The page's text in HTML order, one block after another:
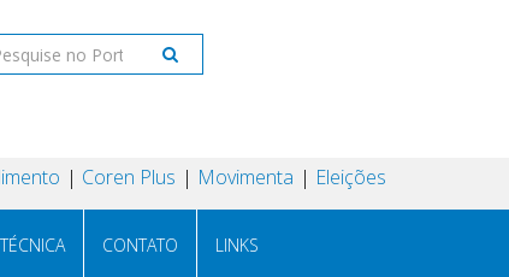
Coren Plus Movimenta Eleições
CONTATO LINKS